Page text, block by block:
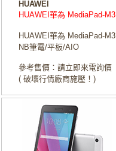
HUAWEI
HUAWEI華為 MediaPad-M3
HUAWEI華為 MediaPad-M3
NB筆電/平板/AIO
參考售價：請立即來電詢價
( 破壞行情廠商施壓！)